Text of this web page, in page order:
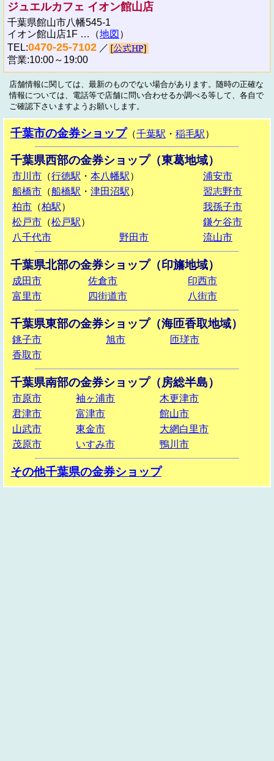
ジュエルカフェ イオン館山店
千葉県館山市八幡545-1
イオン館山店1F …（地図 ）
TEL:0470-25-7102 ／
営業:10:00～19:00
店舗情報に関しては、最新のものでない場合があります。随時の正確な
情報については、電話等で店舗に問い合わせるか調べる等して、各自で
ご確認下さいますようお願いします。
千葉市の金券ショップ （千葉駅 ・ 稲毛駅）
千葉県西部の金券ショップ（東葛地域）
市川市 （行徳駅 ・ 本八幡駅）
浦安市
船橋市 （船橋駅 ・ 津田沼駅）
習志野市
柏市 （柏駅）
我孫子市
松戸市 （松戸駅）
鎌ケ谷市
八千代市
野田市 流山市
千葉県北部の金券ショップ（印旛地域）
成田市 佐倉市
印西市
富里市
四街道市 八街市
千葉県東部の金券ショップ（海匝香取地域）
銚子市 旭市
匝瑳市
香取市
千葉県南部の金券ショップ（房総半島）
市原市 袖ヶ浦市
木更津市
君津市
富津市
館山市
山武市
東金市
大網白里市
茂原市
いすみ市 鴨川市
その他千葉県の金券ショップ